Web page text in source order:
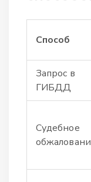
Способ
Запрос в
ГИБДД
Судебное